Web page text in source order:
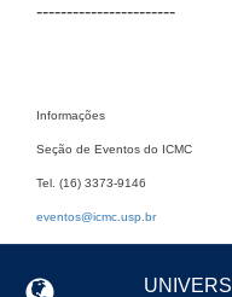
-----------------------
Informações
Seção de Eventos do ICMC
Tel. (16) 3373-9146
eventos@icmc.usp.br